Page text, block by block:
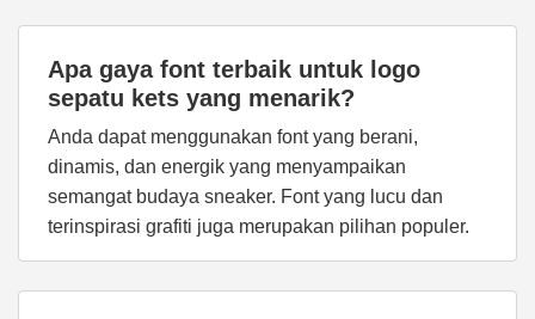
Apa gaya font terbaik untuk logo
sepatu kets yang menarik?
Anda dapat menggunakan font yang berani,
dinamis, dan energik yang menyampaikan
semangat budaya sneaker. Font yang lucu dan
terinspirasi grafiti juga merupakan pilihan populer.